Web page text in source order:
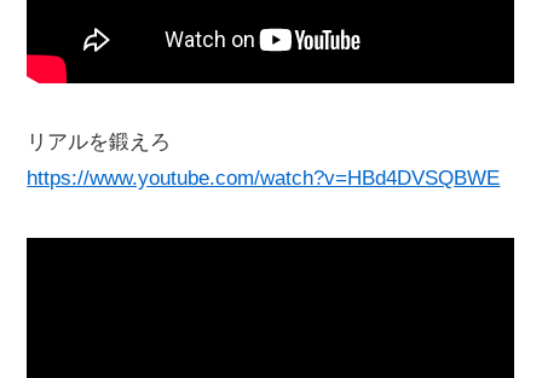
リアルを鍛えろ
https://www.youtube.com/watch?v=HBd4DVSQBWE